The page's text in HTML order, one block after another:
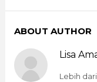
ABOUT AUTHOR
Lisa
Lebih